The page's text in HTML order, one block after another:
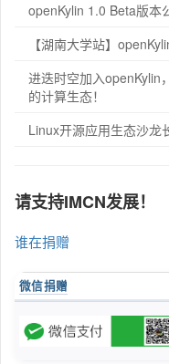
openKylin 1.0 Beta版本
【湖南大学站】
进迭时空加入
的计算生态！
Linux开源应用生态沙龙
请支持IMCN发展！
谁在捐赠
微信捐赠